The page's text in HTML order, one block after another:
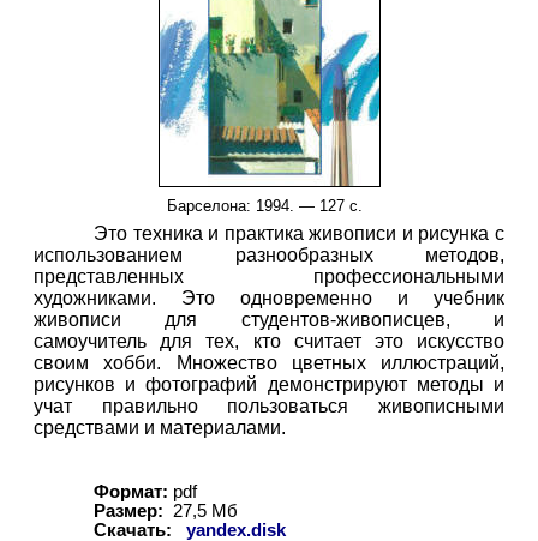
Барселона: 1994. — 127 с.
Это техника и практика живописи и рисунка с
использованием разнообразных методов,
представленных профессиональными
художниками. Это одновременно и учебник
живописи для студентов-живописцев, и
самоучитель для тех, кто считает это искусство
своим хобби. Множество цветных иллюстраций,
рисунков и фотографий демонстрируют методы и
учат правильно пользоваться живописными
средствами и материалами.
Формат: pdf
Размер:
27,5 Мб
Скачать:
yandex.disk